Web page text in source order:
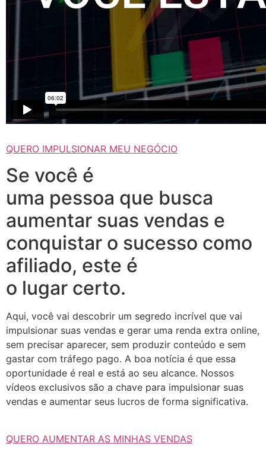
QUERO IMPULSIONAR MEU NEGÓCIO
Se você é
uma pessoa que busca
aumentar suas vendas e
conquistar o sucesso como
afiliado, este é
o lugar certo.
Aqui, você vai descobrir um segredo incrível que vai
impulsionar suas vendas e gerar uma renda extra online,
sem precisar aparecer, sem produzir conteúdo e sem
gastar com tráfego pago. A boa notícia é que essa
oportunidade é real e está ao seu alcance. Nossos
vídeos exclusivos são a chave para impulsionar suas
vendas e aumentar seus lucros de forma significativa.
QUERO AUMENTAR AS MINHAS VENDAS